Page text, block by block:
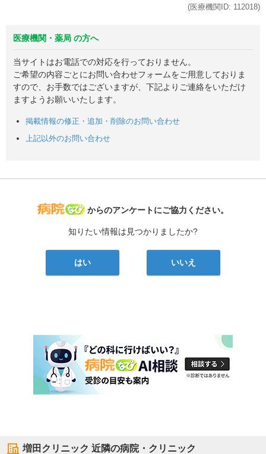
(医療機関ID: 112018)
医療機関・薬局 の方へ
当サイトはお電話での対応を行っておりません。
ご希望の内容ごとにお問い合わせフォームをご用意しておりま
すので、お手数ではございますが、下記よりご連絡をいただけ
ますようお願いいたします。
掲載情報の修正・追加・削除のお問い合わせ
上記以外のお問い合わせ
病院なび
からのアンケートにご協力ください。
知りたい情報は見つかりましたか?
はい いいえ
増田クリニック 近隣の病院・クリニック